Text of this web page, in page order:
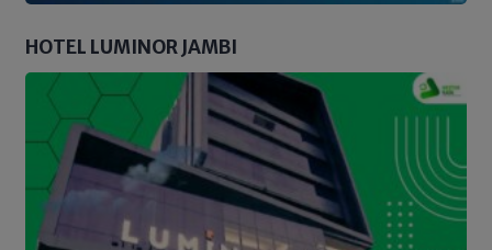
HOTEL LUMINOR JAMBI